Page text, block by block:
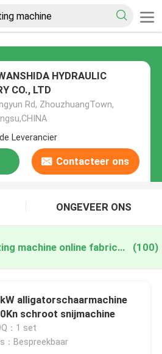
HYDRAULIC
CO., LTD
Rd, ZhouzhuangTown,
Leverancier
Contacteer ons
ONGEVEER ONS
scrap metal cutting machine online fabricage (100)
alligatorschaarmachine
schroot snijmachine
：1 set
：Bespreekbaar